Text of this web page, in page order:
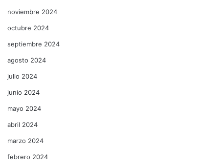
noviembre 2024
octubre 2024
septiembre 2024
agosto 2024
julio 2024
junio 2024
mayo 2024
abril 2024
marzo 2024
febrero 2024